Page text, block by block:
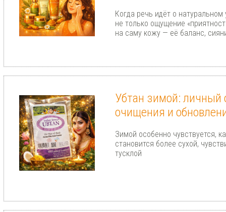
Когда речь идёт о
не только ощущение
на саму кожу — её баланс,
Убтан зимой: личный
очищения и
Зимой особенно чувствуется,
становится более сухой,
тусклой